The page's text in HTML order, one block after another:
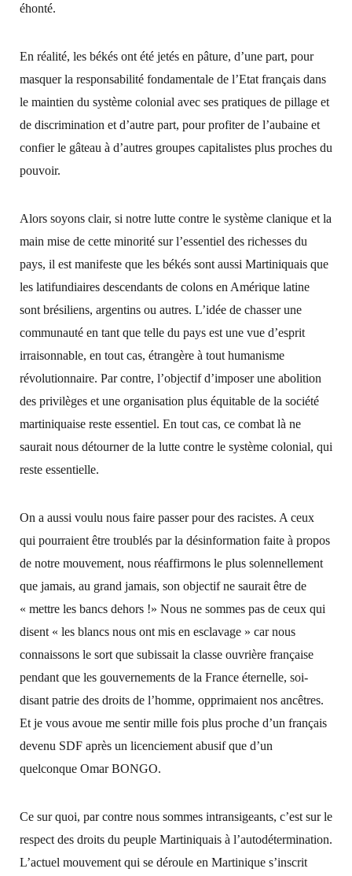
éhonté.
En réalité, les békés ont été jetés en pâture, d’une part, pour
masquer la responsabilité fondamentale de l’Etat français dans
le maintien du système colonial avec ses pratiques de pillage et
de discrimination et d’autre part, pour profiter de l’aubaine et
confier le gâteau à d’autres groupes capitalistes plus proches du
pouvoir.
Alors soyons clair, si notre lutte contre le système clanique et la
main mise de cette minorité sur l’essentiel des richesses du
pays, il est manifeste que les békés sont aussi Martiniquais que
les latifundiaires descendants de colons en Amérique latine
sont brésiliens, argentins ou autres. L’idée de chasser une
communauté en tant que telle du pays est une vue d’esprit
irraisonnable, en tout cas, étrangère à tout humanisme
révolutionnaire. Par contre, l’objectif d’imposer une abolition
des privilèges et une organisation plus équitable de la société
martiniquaise reste essentiel. En tout cas, ce combat là ne
saurait nous détourner de la lutte contre le système colonial, qui
reste essentielle.
On a aussi voulu nous faire passer pour des racistes. A ceux
qui pourraient être troublés par la désinformation faite à propos
de notre mouvement, nous réaffirmons le plus solennellement
que jamais, au grand jamais, son objectif ne saurait être de
« mettre les bancs dehors !» Nous ne sommes pas de ceux qui
disent « les blancs nous ont mis en esclavage » car nous
connaissons le sort que subissait la classe ouvrière française
pendant que les gouvernements de la France éternelle, soi-
disant patrie des droits de l’homme, opprimaient nos ancêtres.
Et je vous avoue me sentir mille fois plus proche d’un français
devenu SDF après un licenciement abusif que d’un
quelconque Omar BONGO.
Ce sur quoi, par contre nous sommes intransigeants, c’est sur le
respect des droits du peuple Martiniquais à l’autodétermination.
L’actuel mouvement qui se déroule en Martinique s’inscrit